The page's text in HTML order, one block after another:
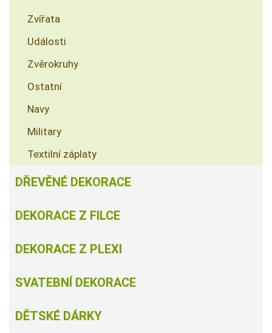
Zvířata
Události
Zvěrokruhy
Ostatní
Navy
Military
Textilní záplaty
DŘEVĚNÉ DEKORACE
DEKORACE Z FILCE
DEKORACE Z PLEXI
SVATEBNÍ DEKORACE
DĚTSKÉ DÁRKY